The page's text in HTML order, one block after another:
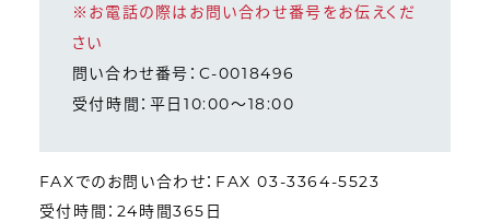
※お電話の際はお問い合わせ番号をお伝えくだ
さい
問い合わせ番号：C-0018496
受付時間：平日10:00～18:00
FAXでのお問い合わせ：FAX 03-3364-5523
受付時間：24時間365日